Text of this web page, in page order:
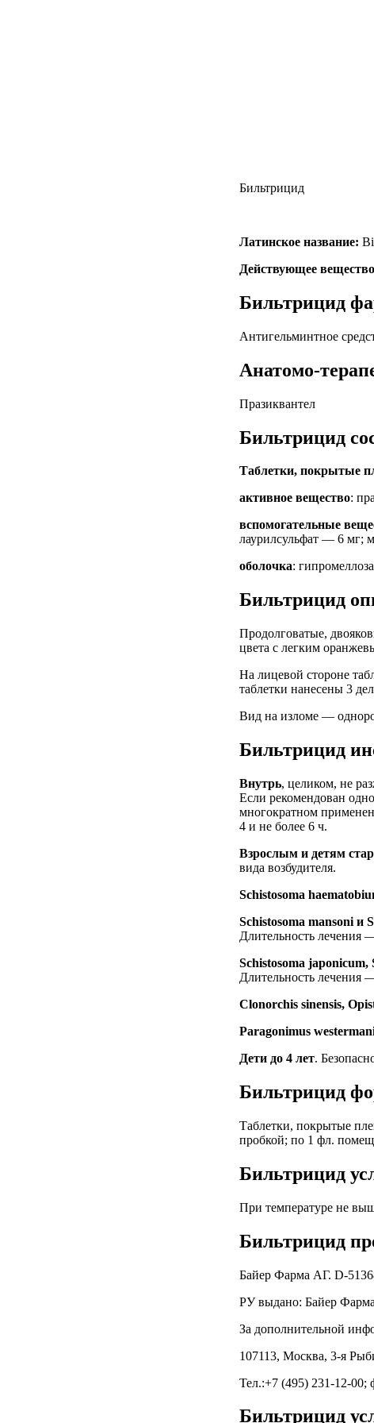
Бильтрицид
Латинское название:
Действующее
Бильтрицид
Антигельминтное
Анатомо-
Празиквантел
Бильтрицид
Таблетки, покрытые
активное вещество:
вспомогательные
лаурилсульфат — 6 мг;
оболочка:
Бильтрицид
Продолговатые,
цвета с легким
На лицевой стороне
таблетки нанесены 3
Вид на изломе —
Бильтрицид
Внутрь, целиком, не
Если рекомендован
многократном
4 и не более 6 ч.
Взрослым и детям
вида возбудителя.
Schistosoma
Schistosoma mansoni и
Длительность лечения
Schistosoma japonicum,
Длительность лечения
Clonorchis sinensis,
Paragonimus
Дети до 4 лет.
Бильтрицид
Таблетки, покрытые
пробкой; по 1 фл.
Бильтрицид
При температуре не
Бильтрицид
Байер Фарма АГ. D-
РУ выдано: Байер
За дополнительной
107113, Москва, 3-я
Тел.:+7 (495) 231-12-00;
Бильтрицид